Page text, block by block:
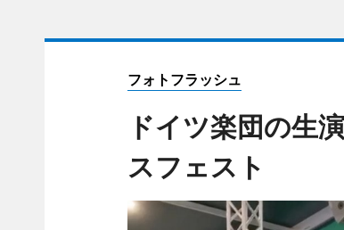
フォトフラッシュ
ドイツ楽団の生
スフェスト